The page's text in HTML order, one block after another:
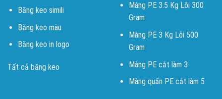
Băng keo simili
Băng keo màu
Băng keo in logo
Tất cả băng keo
Màng PE 3.5 Kg Lõi 300
Gram
Màng PE 3 Kg Lõi 500
Gram
Màng PE cắt làm 3
Màng quấn PE cắt làm 5